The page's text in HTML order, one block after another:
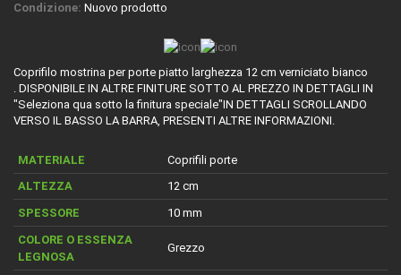
Condizione: Nuovo prodotto
Coprifilo mostrina per porte piatto larghezza 12 cm verniciato bianco
. DISPONIBILE IN ALTRE FINITURE SOTTO AL PREZZO IN DETTAGLI IN
"Seleziona qua sotto la finitura speciale"IN DETTAGLI SCROLLANDO
VERSO IL BASSO LA BARRA, PRESENTI ALTRE INFORMAZIONI.
MATERIALE
Coprifili porte
ALTEZZA
12 cm
SPESSORE
10 mm
COLORE O ESSENZA
LEGNOSA
Grezzo